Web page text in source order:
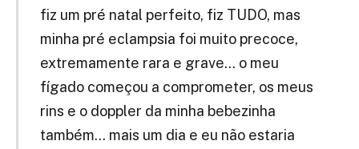
fiz um pré natal perfeito, fiz TUDO, mas
minha pré eclampsia foi muito precoce,
extremamente rara e grave… o meu
fígado começou a comprometer, os meus
rins e o doppler da minha bebezinha
também… mais um dia e eu não estaria